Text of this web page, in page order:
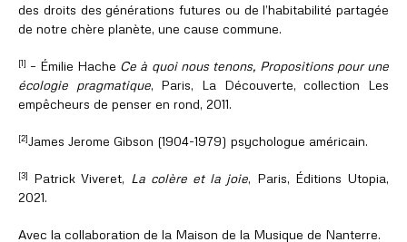
des droits des générations futures ou de l’habitabilité partagée
de notre chère planète, une cause commune.
[1] – Émilie Hache Ce à quoi nous tenons, Propositions pour une
écologie pragmatique, Paris, La Découverte, collection Les
empêcheurs de penser en rond, 2011.
[2]James Jerome Gibson (1904-1979) psychologue américain.
[3] Patrick Viveret, La colère et la joie, Paris, Éditions Utopia,
2021.
Avec la collaboration de la Maison de la Musique de Nanterre.